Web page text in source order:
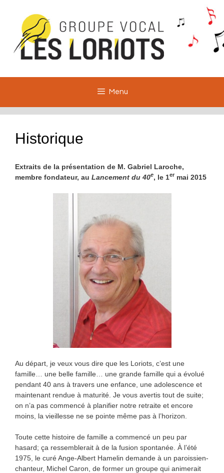
contenu
Menu
Historique
Extraits de la présentation de M. Gabriel Laroche,
membre fondateur, au Lancement du 40e, le 1er mai 2015
Au départ, je veux vous dire que les Loriots, c’est une
famille… une belle famille… une grande famille qui a évolué
pendant 40 ans à travers une enfance, une adolescence et
maintenant rendue à maturité. Je vous avertis tout de suite;
on n’a pas commencé à planifier notre retraite et encore
moins, la vieillesse ne se pointe même pas à l’horizon.
Toute cette histoire de famille a commencé un peu par
hasard; ça ressemblerait à de la fusion spontanée. À l’été
1975, le curé Ange-Albert Hamelin demande à un paroissien-
chanteur, Michel Caron, de former un groupe qui animerait